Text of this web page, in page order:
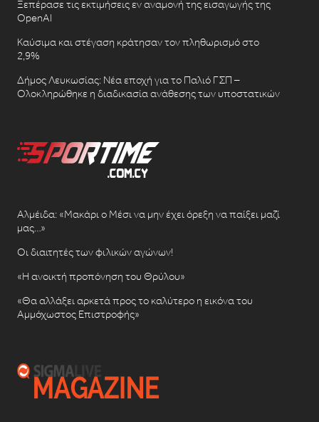
Ξεπέρασε τις εκτιμήσεις εν αναμονή της εισαγωγής της
OpenAI
Καύσιμα και στέγαση κράτησαν τον πληθωρισμό στο
2,9%
Δήμος Λευκωσίας: Νέα εποχή για το Παλιό ΓΣΠ –
Ολοκληρώθηκε η διαδικασία ανάθεσης των υποστατικών
Αλμέιδα: «Μακάρι ο Μέσι να μην έχει όρεξη να παίξει μαζί
μας…»
Οι διαιτητές των φιλικών αγώνων!
«Η ανοικτή προπόνηση του Θρύλου»
«Θα αλλάξει αρκετά προς το καλύτερο η εικόνα του
Αμμόχωστος Επιστροφής»